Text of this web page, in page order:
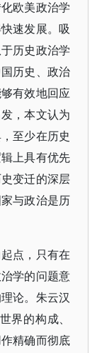
欧美政治学
速发展。吸
历史政治学
历史、政治
有效地回应
，本文认为
至少在历史
上具有优先
变迁的深层
与政治是历
点，只有在
学的问题意
论。朱云汉
界的构成、
精确而彻底